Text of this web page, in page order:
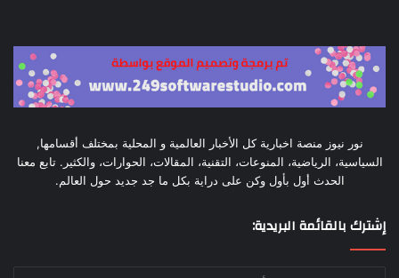
نور نيوز منصة اخبارية كل الأخبار العالمية و المحلية بمختلف أقسامها,
السياسية، الرياضية، المنوعات، التقنية، المقالات، الحوارات، والكثير. تابع معنا
الحدث أول بأول وكن على دراية بكل ما جد جديد حول العالم.
إشترك بالقائمة البريدية: